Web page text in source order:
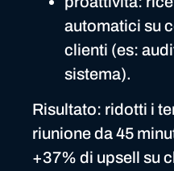
automatici su
clienti (es:
sistema).
Risultato: ridotti i
riunione da 45
+37% di upsell su